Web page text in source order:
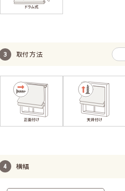
取付方法
横幅